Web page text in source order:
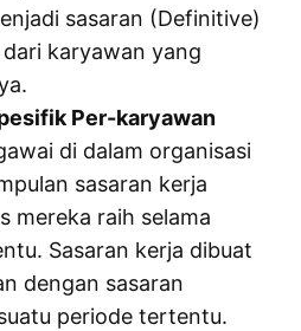
sasaran (Definitive)
karyawan yang
Per-karyawan
di dalam organisasi
sasaran kerja
mereka raih selama
Sasaran kerja dibuat
dengan sasaran
periode tertentu.